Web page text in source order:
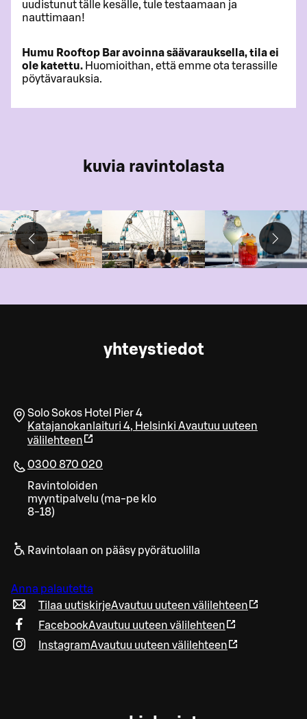
uudistunut tälle kesälle, tule testaamaan ja
nauttimaan!
Humu Rooftop Bar avoinna säävarauksella, tila ei
ole katettu. Huomioithan, että emme ota terassille
pöytävarauksia.
kuvia ravintolasta
yhteystiedot
Solo Sokos Hotel Pier 4
Katajanokanlaituri 4, Helsinki Avautuu uuteen
välilehteen
0300 870 020
Ravintoloiden
myyntipalvelu (ma-pe klo
8-18)
Ravintolaan on pääsy pyörätuolilla
Anna palautetta
Tilaa uutiskirjeAvautuu uuteen välilehteen
FacebookAvautuu uuteen välilehteen
InstagramAvautuu uuteen välilehteen